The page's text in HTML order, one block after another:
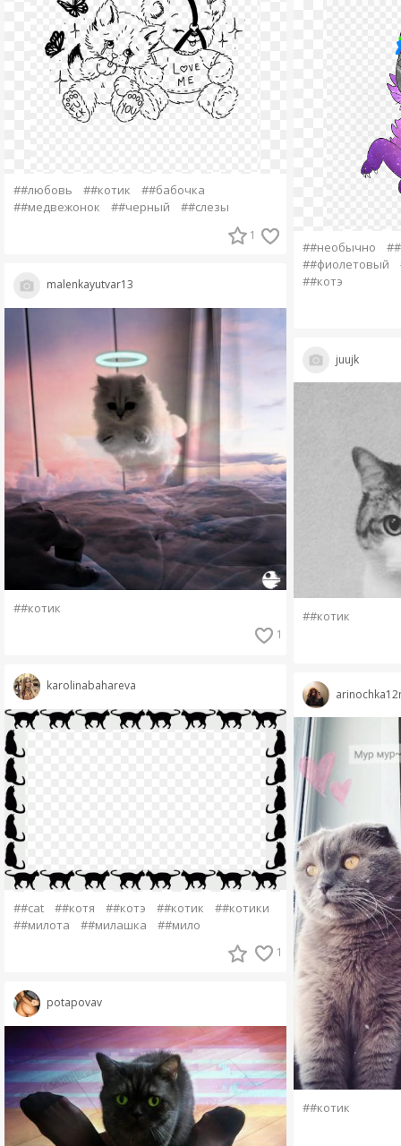
##любовь ##котик
##бабочка
##медвежонок
##черный ##слезы
1
malenkayutvar13
##котик
1
karolinabahareva
##cat ##котя ##котэ ##котик
##котики
##милота
##милашка ##мило
1
potapovav
##необычно
##фиолетовый
##котэ
juujk
##котик
##котик